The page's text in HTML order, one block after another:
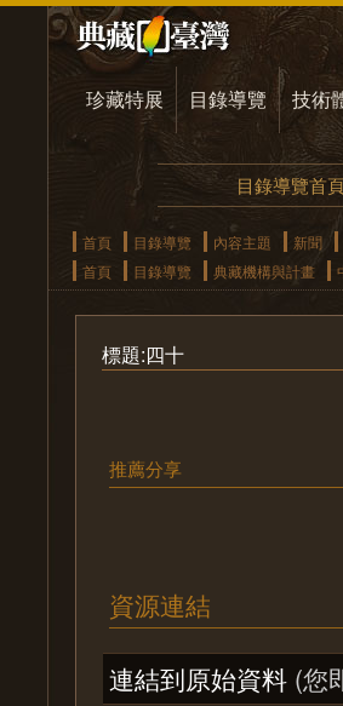
珍藏特展 目錄導覽 技術
目錄導覽首
首頁 目錄導覽 內容主題 新聞
首頁
目錄導覽 典藏機構與計畫
標題:四十
推薦分享
資源連結
連結到原始資料 (您